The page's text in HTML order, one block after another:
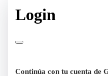
Login
Continúa con tu cuenta de